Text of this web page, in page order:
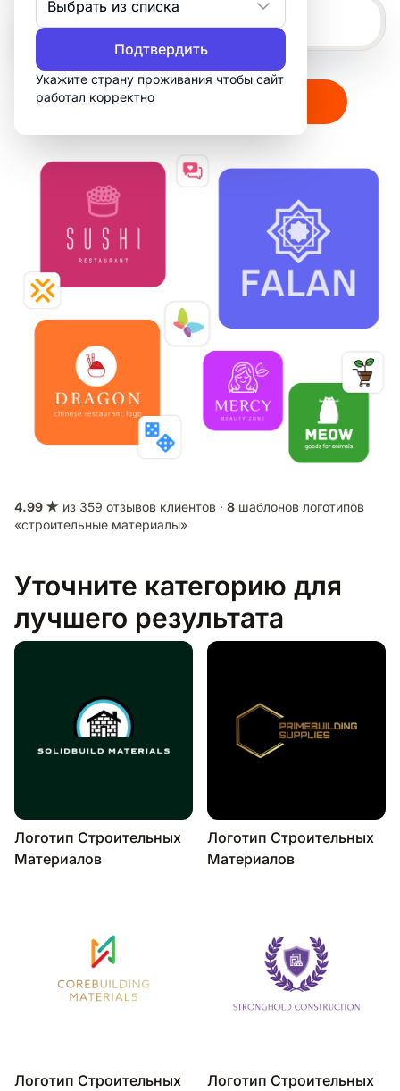
Выбрать из списка
Подтвердить
Укажите страну проживания чтобы сайт
работал корректноСоздать мой логотип
4.99 ★ из 359 отзывов клиентов · 8 шаблонов логотипов
«строительные материалы»
Уточните категорию для
лучшего результата
Логотип Строительных
Материалов
Логотип Строительных
Материалов
Логотип Строительных
Логотип Строительных